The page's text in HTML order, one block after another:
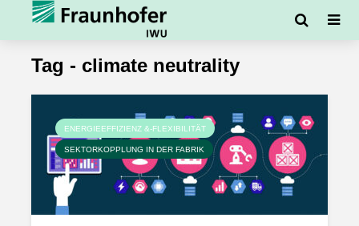
Tag - climate neutrality
ENERGIEEFFIZIENZ &-FLEXIBILITÄT
SEKTORKOPPLUNG IN DER FABRIK